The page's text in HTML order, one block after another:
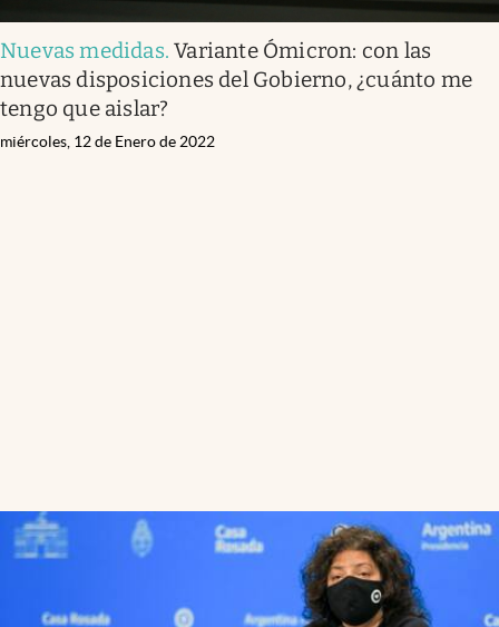
Nuevas medidas.Variante Ómicron: con las
nuevas disposiciones del Gobierno, ¿cuánto me
tengo que aislar?
miércoles, 12 de Enero de 2022